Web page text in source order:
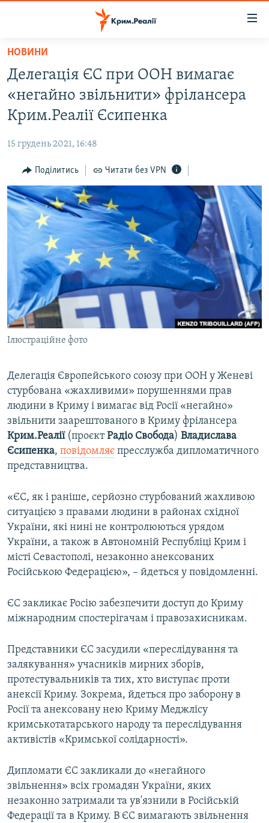
Перейти
основного
матеріалу
Перейти
до
основної
навігації
Перейти
до
пошуку
ВОДА.КРИМ
ВІДЕО ТА ФОТО
БЛОГИ
ПОГЛЯД
ІНТЕРВ'Ю
ВСЕ ЗА ДЕНЬ
СПЕЦПРОЕКТИ
ДЕПОРТАЦІЯ
ВІДЕОУРОКИ «ELIFBE»
СВІДЧЕННЯ ОКУПАЦІЇ
УКРАЇНСЬКА ПРОБЛЕМА КРИМУ
ІНФОГРАФІКА
ЯК ОБІЙТИ БЛОКУВАННЯ
Русский
Qırımtatar
ДОЛУЧАЙСЯ!
Усі сайти RFE/RL
НОВИНИ
Делегація ЄС при ООН вимагає
«негайно звільнити» фрілансера
Крим.Реалії Єсипенка
15 грудень 2021, 16:48
Поділитись Читати без VPN
Ілюстраційне фото
Делегація Європейського союзу при ООН у Женеві
стурбована «жахливими» порушеннями прав
людини в Криму і вимагає від Росії «негайно»
звільнити заарештованого в Криму фрілансера
Крим.Реалії(проєктРадіо Свобода) Владислава
Єсипенка, повідомляє пресслужба дипломатичного
представництва.
«ЄС, як і раніше, серйозно стурбований жахливою
ситуацією з правами людини в районах східної
України, які нині не контролюються урядом
України, а також в Автономній Республіці Крим і
місті Севастополі, незаконно анексованих
Російською Федерацією», – йдеться у повідомленні.
ЄС закликає Росію забезпечити доступ до Криму
міжнародним спостерігачам і правозахисникам.
Представники ЄС засудили «переслідування та
залякування» учасників мирних зборів,
протестувальників та тих, хто виступає проти
анексії Криму. Зокрема, йдеться про заборону в
Росії та анексовану нею Криму Меджлісу
кримськотатарського народу та переслідування
активістів «Кримської солідарності».
Дипломати ЄС закликали до «негайного
звільнення» всіх громадян України, яких
незаконно затримали та ув'язнили в Російській
Федерації та в Криму. В ЄС вимагають звільнення